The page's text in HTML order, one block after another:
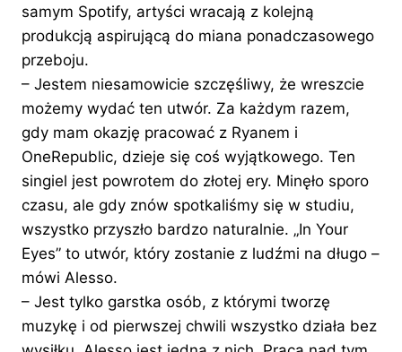
samym Spotify, artyści wracają z kolejną
produkcją aspirującą do miana ponadczasowego
przeboju.
– Jestem niesamowicie szczęśliwy, że wreszcie
możemy wydać ten utwór. Za każdym razem,
gdy mam okazję pracować z Ryanem i
OneRepublic, dzieje się coś wyjątkowego. Ten
singiel jest powrotem do złotej ery. Minęło sporo
czasu, ale gdy znów spotkaliśmy się w studiu,
wszystko przyszło bardzo naturalnie. „In Your
Eyes” to utwór, który zostanie z ludźmi na długo –
mówi Alesso.
– Jest tylko garstka osób, z którymi tworzę
muzykę i od pierwszej chwili wszystko działa bez